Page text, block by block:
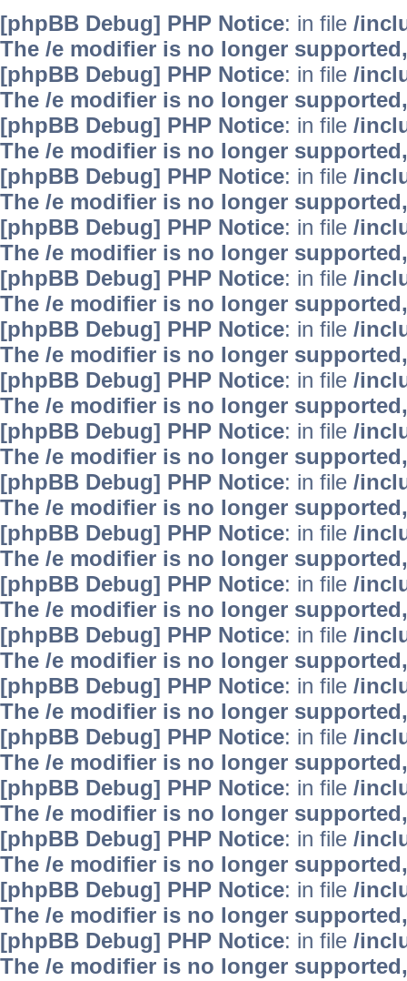
[phpBB Debug] PHP Notice: in file /
The /e modifier is no longer
[phpBB Debug] PHP Notice: in file /
The /e modifier is no longer
[phpBB Debug] PHP Notice: in file /
The /e modifier is no longer
[phpBB Debug] PHP Notice: in file /
The /e modifier is no longer
[phpBB Debug] PHP Notice: in file /
The /e modifier is no longer
[phpBB Debug] PHP Notice: in file /
The /e modifier is no longer
[phpBB Debug] PHP Notice: in file /
The /e modifier is no longer
[phpBB Debug] PHP Notice: in file /
The /e modifier is no longer
[phpBB Debug] PHP Notice: in file /
The /e modifier is no longer
[phpBB Debug] PHP Notice: in file /
The /e modifier is no longer
[phpBB Debug] PHP Notice: in file /
The /e modifier is no longer
[phpBB Debug] PHP Notice: in file /
The /e modifier is no longer
[phpBB Debug] PHP Notice: in file /
The /e modifier is no longer
[phpBB Debug] PHP Notice: in file /
The /e modifier is no longer
[phpBB Debug] PHP Notice: in file /
The /e modifier is no longer
[phpBB Debug] PHP Notice: in file /
The /e modifier is no longer
[phpBB Debug] PHP Notice: in file /
The /e modifier is no longer
[phpBB Debug] PHP Notice: in file /
The /e modifier is no longer
[phpBB Debug] PHP Notice: in file /
The /e modifier is no longer